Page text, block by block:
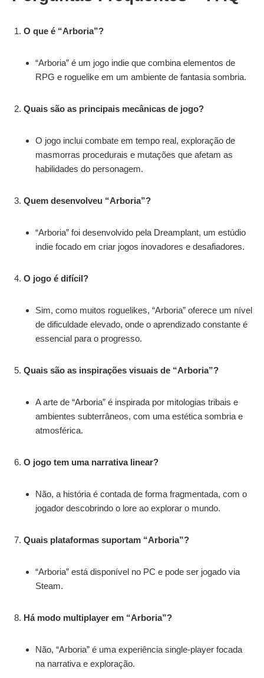
O que é “Arboria”?
“Arboria” é um jogo indie que combina elementos de
RPG e roguelike em um ambiente de fantasia sombria.
Quais são as principais mecânicas de jogo?
O jogo inclui combate em tempo real, exploração de
masmorras procedurais e mutações que afetam as
habilidades do personagem.
Quem desenvolveu “Arboria”?
“Arboria” foi desenvolvido pela Dreamplant, um estúdio
indie focado em criar jogos inovadores e desafiadores.
O jogo é difícil?
Sim, como muitos roguelikes, “Arboria” oferece um nível
de dificuldade elevado, onde o aprendizado constante é
essencial para o progresso.
Quais são as inspirações visuais de “Arboria”?
A arte de “Arboria” é inspirada por mitologias tribais e
ambientes subterrâneos, com uma estética sombria e
atmosférica.
O jogo tem uma narrativa linear?
Não, a história é contada de forma fragmentada, com o
jogador descobrindo o lore ao explorar o mundo.
Quais plataformas suportam “Arboria”?
“Arboria” está disponível no PC e pode ser jogado via
Steam.
Há modo multiplayer em “Arboria”?
Não, “Arboria” é uma experiência single-player focada
na narrativa e exploração.